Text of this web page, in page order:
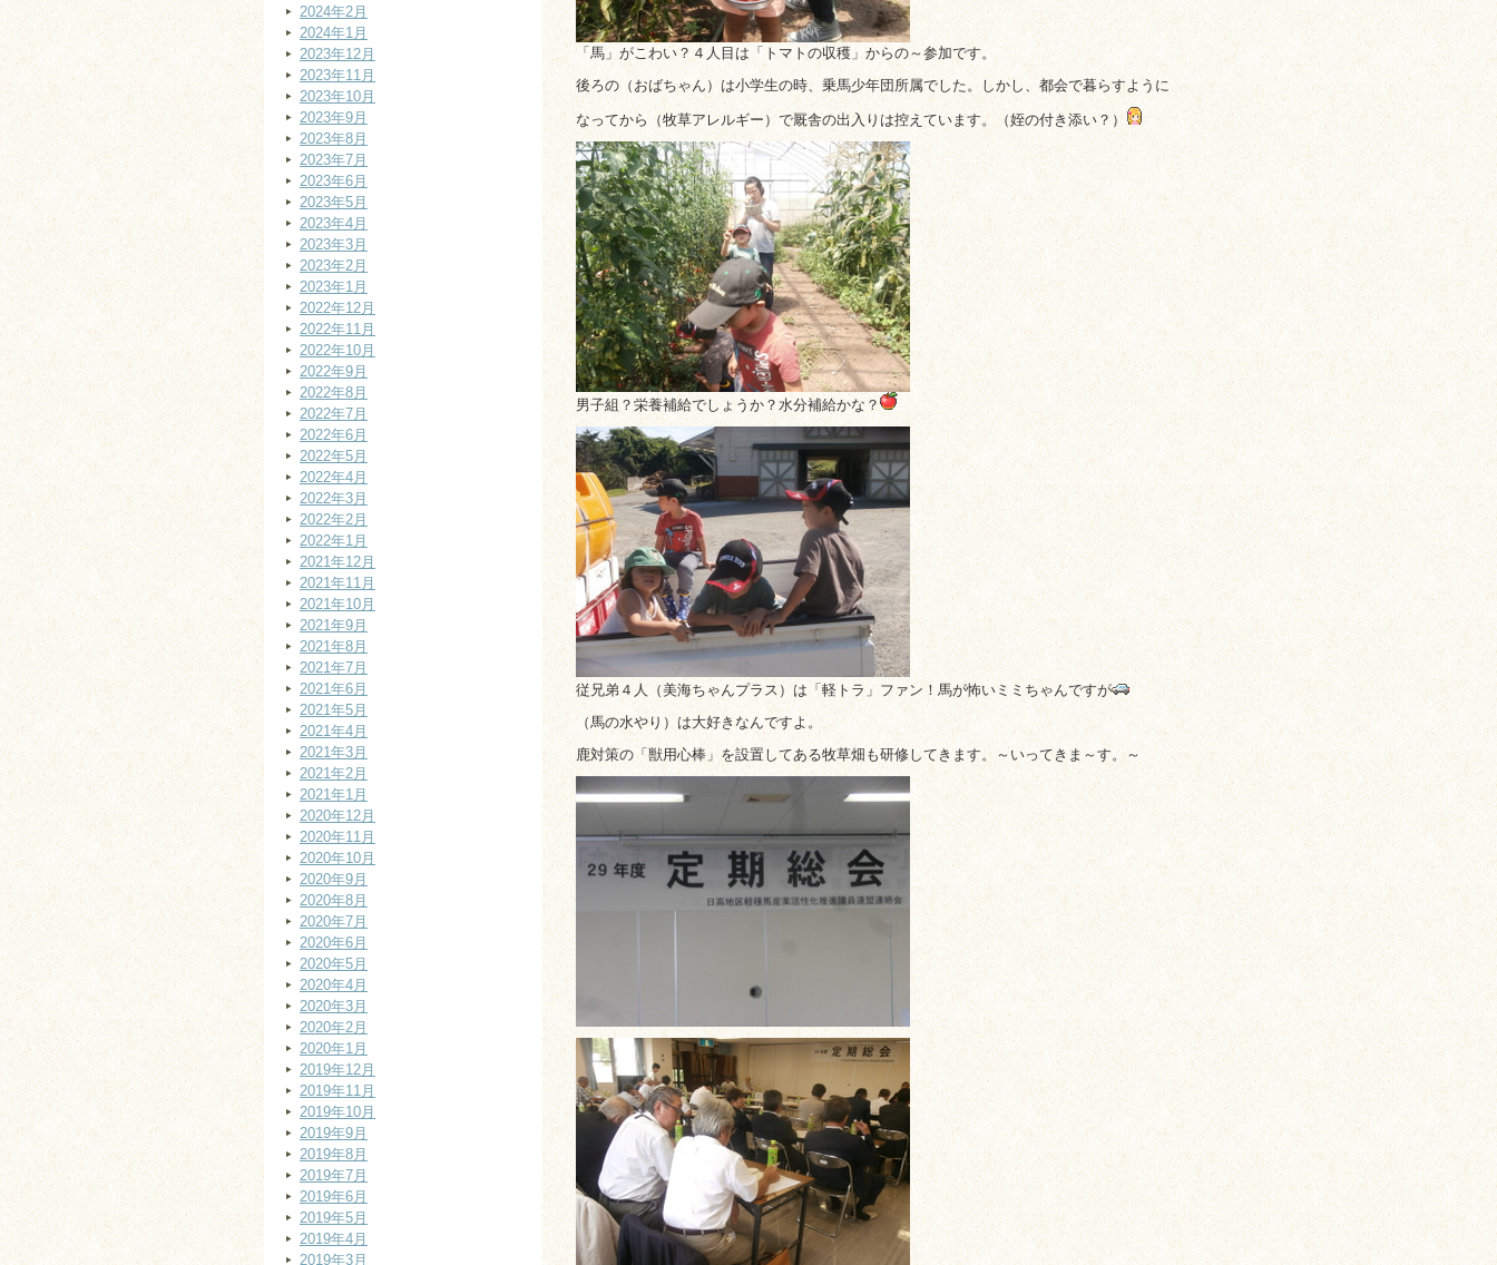
「馬」がこわい？４人目は「トマトの収穫」からの～参加です。
後ろの（おばちゃん）は小学生の時、乗馬少年団所属でした。しかし、都会で暮らすように
なってから（牧草アレルギー）で厩舎の出入りは控えています。（姪の付き添い？）
男子組？栄養補給でしょうか？水分補給かな？
従兄弟４人（美海ちゃんプラス）は「軽トラ」ファン！馬が怖いミミちゃんですが
（馬の水やり）は大好きなんですよ。
鹿対策の「獣用心棒」を設置してある牧草畑も研修してきます。～いってきま～す。～
2024年2月
2024年1月
2023年12月
2023年11月
2023年10月
2023年9月
2023年8月
2023年7月
2023年6月
2023年5月
2023年4月
2023年3月
2023年2月
2023年1月
2022年12月
2022年11月
2022年10月
2022年9月
2022年8月
2022年7月
2022年6月
2022年5月
2022年4月
2022年3月
2022年2月
2022年1月
2021年12月
2021年11月
2021年10月
2021年9月
2021年8月
2021年7月
2021年6月
2021年5月
2021年4月
2021年3月
2021年2月
2021年1月
2020年12月
2020年11月
2020年10月
2020年9月
2020年8月
2020年7月
2020年6月
2020年5月
2020年4月
2020年3月
2020年2月
2020年1月
2019年12月
2019年11月
2019年10月
2019年9月
2019年8月
2019年7月
2019年6月
2019年5月
2019年4月
2019年3月